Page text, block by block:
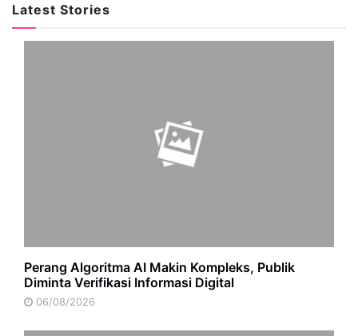
Latest Stories
Perang Algoritma AI Makin Kompleks, Publik
Diminta Verifikasi Informasi Digital
06/08/2026